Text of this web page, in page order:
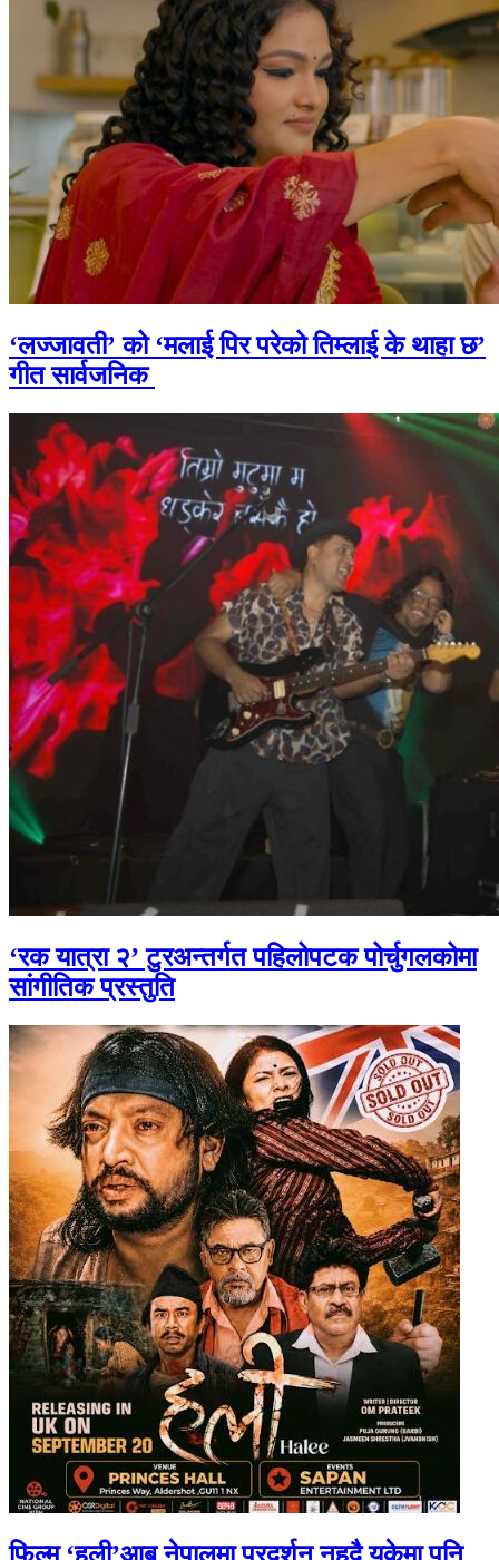
‘लज्जावती’ को ‘मलाई पिर परेको तिम्लाई के थाहा छ’
गीत सार्वजनिक
‘रक यात्रा २’ टुरअन्तर्गत पहिलोपटक पोर्चुगलकोमा
सांगीतिक प्रस्तुति
फिल्म ‘हली’आब नेपालमा प्रदर्शन नहुदै युकेमा पनि